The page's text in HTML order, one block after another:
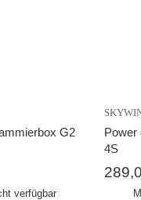
G2
verfügbar
Power
4S